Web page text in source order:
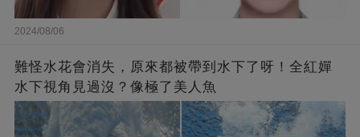
2024/08/06
難怪水花會消失，原來都被帶到水下了呀！全紅嬋
水下視角見過沒？像極了美人魚